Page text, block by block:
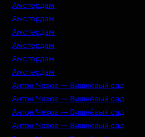
Амстердам
Амстердам
Амстердам
Амстердам
Амстердам
Амстердам
Антон Чехов — Вишнёвый сад
Антон Чехов — Вишнёвый сад
Антон Чехов — Вишнёвый сад
Антон Чехов — Вишнёвый сад